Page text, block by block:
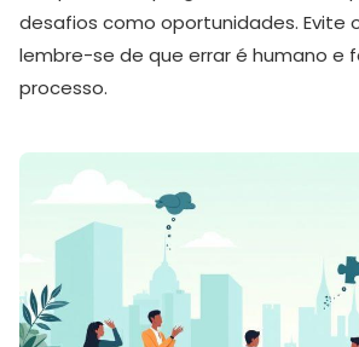
desafios como oportunidades. Evite
lembre-se de que errar é humano e
processo.